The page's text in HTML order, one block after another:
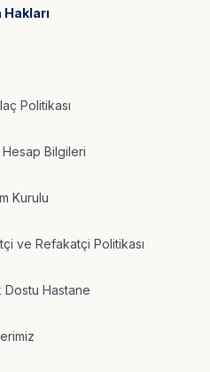
Politikası
Bilgileri
Kurulu
ve Refakatçi Politikası
Dostu Hastane